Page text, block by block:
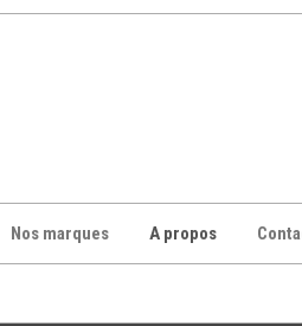
Nos marques A propos